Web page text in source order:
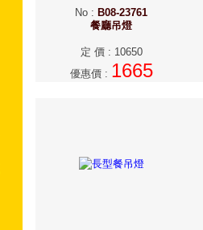
No : B08-23761
餐廳吊燈
定 價: 10650
優惠價: 1665